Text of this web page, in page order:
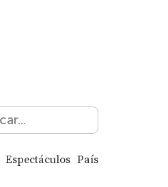
Espectáculos País